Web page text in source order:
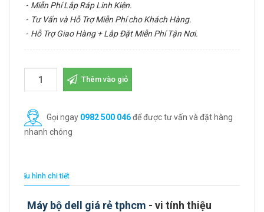
- Miễn Phí Lắp Ráp Linh Kiện.
- Tư Vấn và Hỗ Trợ Miễn Phí cho Khách Hàng.
- Hỗ Trợ Giao Hàng + Lắp Đặt Miễn Phí Tận Nơi.
Thêm vào giỏ
Gọi ngay 0982 500 046để được tư vấn và đặt hàng
nhanh chóng
Cấu hình chi tiết
Máy bộ dell giá rẻ tphcm - vi tính thiệu